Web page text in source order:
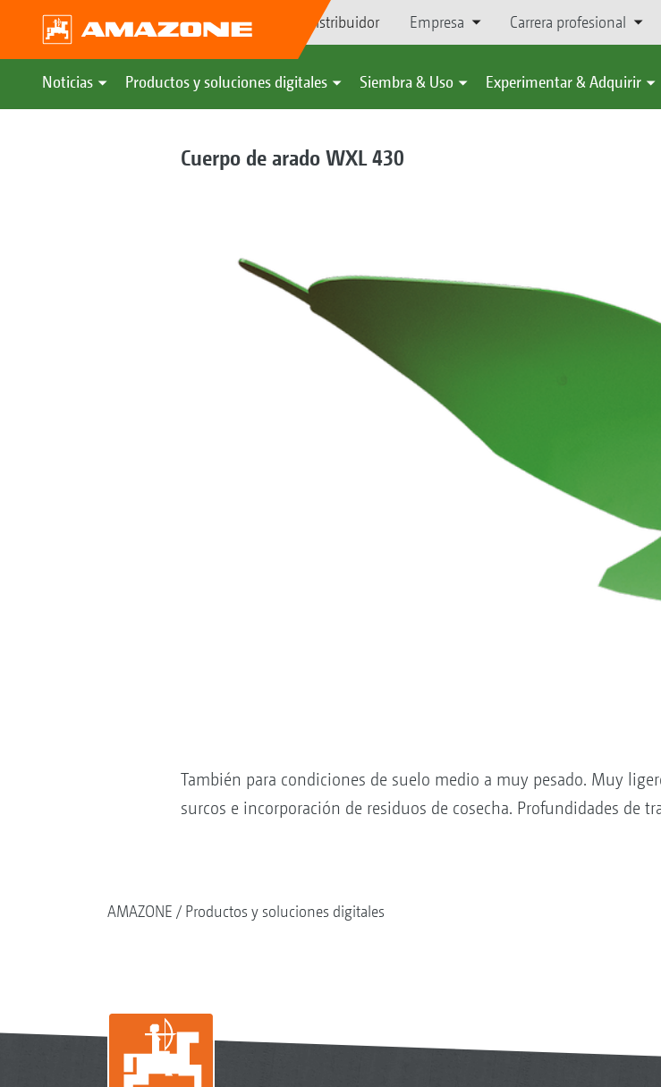
Búsqueda de distribuidor Empresa Carrera profesional
Noticias Productos y soluciones digitales Siembra & Uso Experimentar & Adquirir
Cuerpo de arado WXL 430
También para condiciones de suelo medio a muy pesado. Muy
surcos e incorporación de residuos de cosecha. Profundidades de
AMAZONE Productos y soluciones digitales